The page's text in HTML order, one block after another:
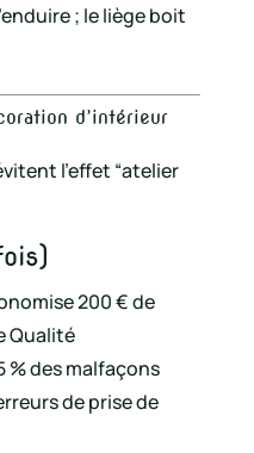
; le liège boit
d’intérieur
l’effet “atelier
200 € de
Qualité
des malfaçons
de prise de